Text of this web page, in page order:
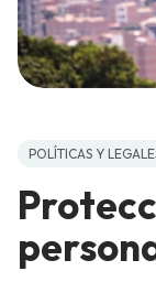
POLÍTICAS Y